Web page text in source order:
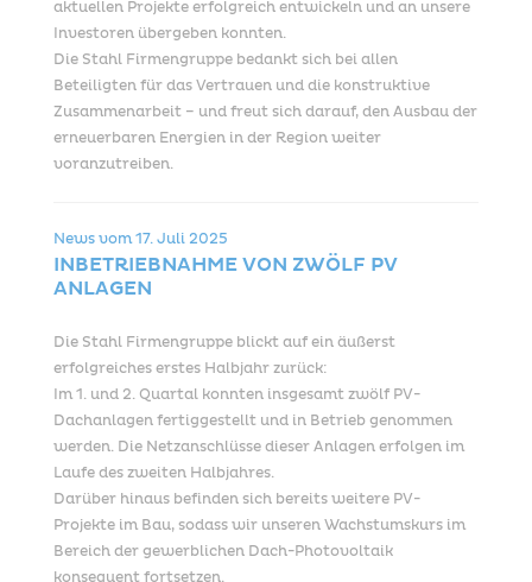
aktuellen Projekte erfolgreich entwickeln und an unsere
Investoren übergeben konnten.
Die Stahl Firmengruppe bedankt sich bei allen
Beteiligten für das Vertrauen und die konstruktive
Zusammenarbeit – und freut sich darauf, den Ausbau der
erneuerbaren Energien in der Region weiter
voranzutreiben.
News vom17. Juli 2025
INBETRIEBNAHME VON ZWÖLF PV
ANLAGEN
Die Stahl Firmengruppe blickt auf ein äußerst
erfolgreiches erstes Halbjahr zurück:
Im 1. und 2. Quartal konnten insgesamt zwölf PV-
Dachanlagen fertiggestellt und in Betrieb genommen
werden. Die Netzanschlüsse dieser Anlagen erfolgen im
Laufe des zweiten Halbjahres.
Darüber hinaus befinden sich bereits weitere PV-
Projekte im Bau, sodass wir unseren Wachstumskurs im
Bereich der gewerblichen Dach-Photovoltaik
konsequent fortsetzen.